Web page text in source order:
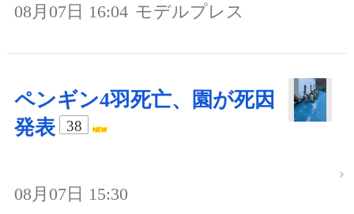
08月07日 16:04 モデルプレス
ペンギン4羽死亡、園が死因
発表
38
08月07日 15:30